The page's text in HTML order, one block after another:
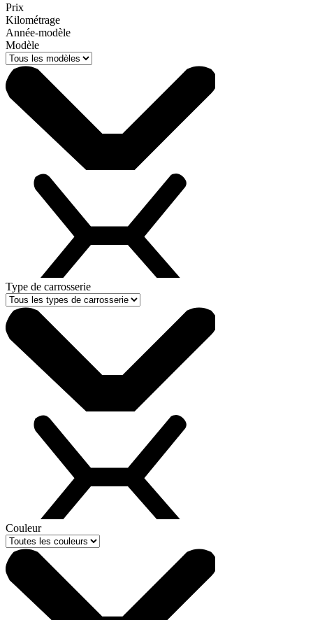
Prix
Kilométrage
Année-modèle
Modèle
Type de carrosserie
Couleur